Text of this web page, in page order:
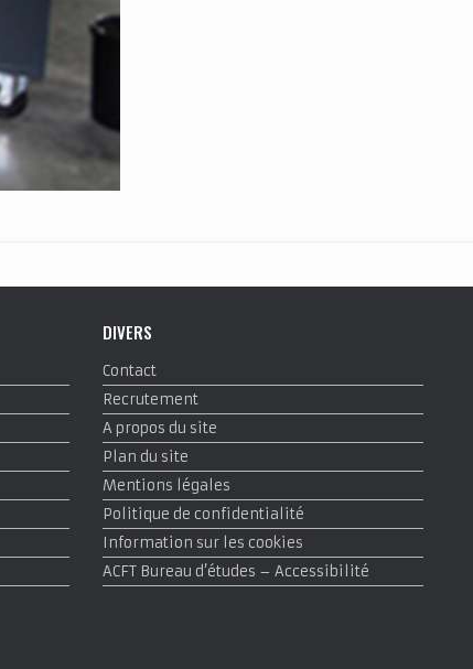
DIVERS
Contact
Recrutement
A propos du site
Plan du site
Mentions légales
Politique de confidentialité
Information sur les cookies
ACFT Bureau d’études – Accessibilité